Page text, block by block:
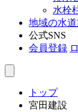
水栓
地域の水
公式SNS
会員登録
トップ
宮田建設